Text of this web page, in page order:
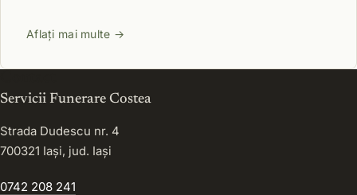
Aflați mai multe →
Servicii Funerare Costea
Strada Dudescu nr. 4
700321 Iași, jud. Iași
0742 208 241